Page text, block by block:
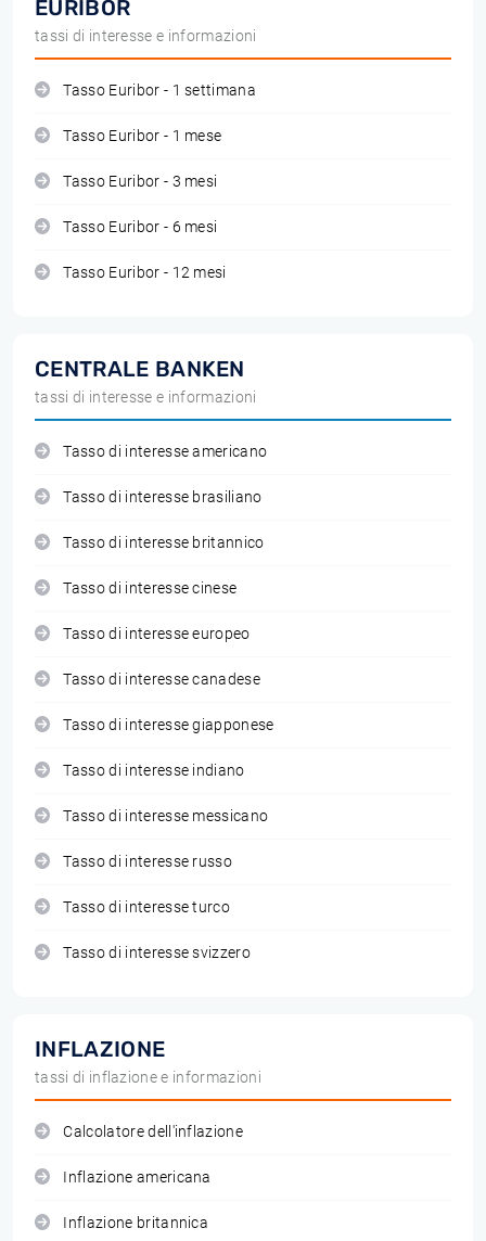
EURIBOR
tassi di interesse e informazioni
Tasso Euribor - 1 settimana
Tasso Euribor - 1 mese
Tasso Euribor - 3 mesi
Tasso Euribor - 6 mesi
Tasso Euribor - 12 mesi
CENTRALE BANKEN
tassi di interesse e informazioni
Tasso di interesse americano
Tasso di interesse brasiliano
Tasso di interesse britannico
Tasso di interesse cinese
Tasso di interesse europeo
Tasso di interesse canadese
Tasso di interesse giapponese
Tasso di interesse indiano
Tasso di interesse messicano
Tasso di interesse russo
Tasso di interesse turco
Tasso di interesse svizzero
INFLAZIONE
tassi di inflazione e informazioni
Calcolatore dell'inflazione
Inflazione americana
Inflazione britannica